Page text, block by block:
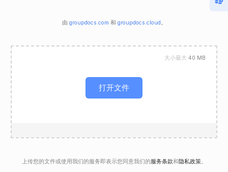
由 groupdocs.com 和 groupdocs.cloud 。
打开文件
大小最大 40 MB
上传您的文件或使用我们的服务即表示您同意我们的服务条款和隐私政策。